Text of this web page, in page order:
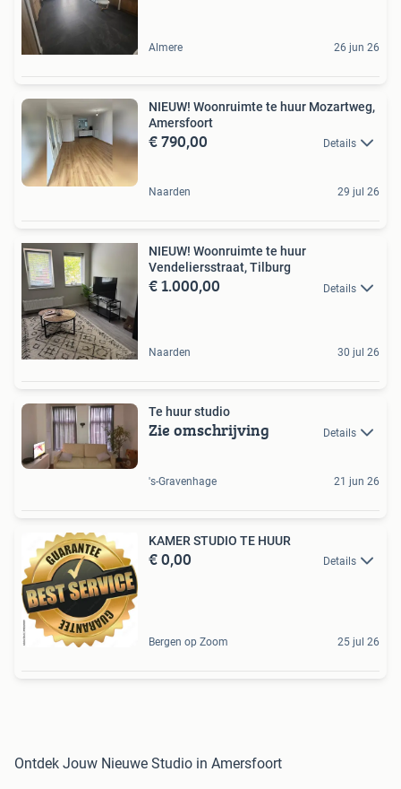
Almere 26 jun 26
NIEUW! Woonruimte te huur Mozartweg,
Amersfoort
€ 790,00 Details
Naarden 29 jul 26
NIEUW! Woonruimte te huur
Vendeliersstraat, Tilburg
€ 1.000,00 Details
Naarden 30 jul 26
Te huur studio
Zie omschrijving Details
's-Gravenhage 21 jun 26
KAMER STUDIO TE HUUR
€ 0,00 Details
Bergen op Zoom 25 jul 26
Ontdek Jouw Nieuwe Studio in Amersfoort